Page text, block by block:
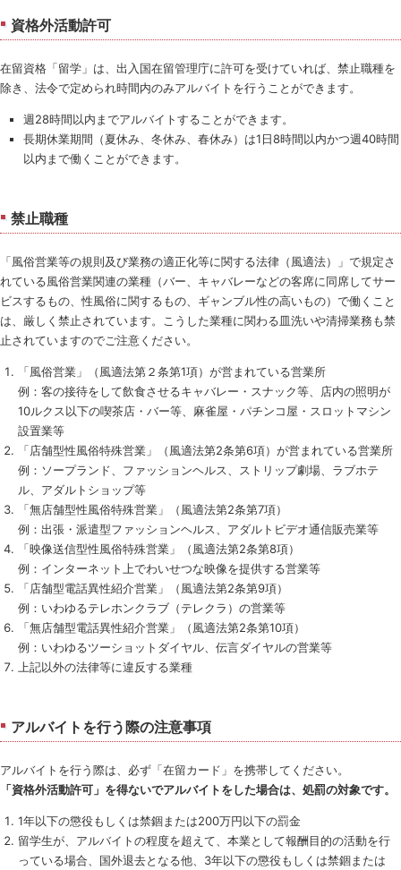
資格外活動許可
在留資格「留学」は、出入国在留管理庁に許可を受けていれば、禁止職種を
除き、法令で定められ時間内のみアルバイトを行うことができます。
週28時間以内までアルバイトすることができます。
長期休業期間（夏休み、冬休み、春休み）は1日8時間以内かつ週40時間
以内まで働くことができます。
禁止職種
「風俗営業等の規則及び業務の適正化等に関する法律（風適法）」で規定さ
れている風俗営業関連の業種（バー、キャバレーなどの客席に同席してサー
ビスするもの、性風俗に関するもの、ギャンブル性の高いもの）で働くこと
は、厳しく禁止されています。こうした業種に関わる皿洗いや清掃業務も禁
止されていますのでご注意ください。
「風俗営業」（風適法第２条第1項）が営まれている営業所
例：客の接待をして飲食させるキャバレー・スナック等、店内の照明が
10ルクス以下の喫茶店・バー等、麻雀屋・パチンコ屋・スロットマシン
設置業等
「店舗型性風俗特殊営業」（風適法第2条第6項）が営まれている営業所
例：ソープランド、ファッションヘルス、ストリップ劇場、ラブホテ
ル、アダルトショップ等
「無店舗型性風俗特殊営業」（風適法第2条第7項）
例：出張・派遣型ファッションヘルス、アダルトビデオ通信販売業等
「映像送信型性風俗特殊営業」（風適法第2条第8項）
例：インターネット上でわいせつな映像を提供する営業等
「店舗型電話異性紹介営業」（風適法第2条第9項）
例：いわゆるテレホンクラブ（テレクラ）の営業等
「無店舗型電話異性紹介営業」（風適法第2条第10項）
例：いわゆるツーショットダイヤル、伝言ダイヤルの営業等
上記以外の法律等に違反する業種
アルバイトを行う際の注意事項
アルバイトを行う際は、必ず「在留カード」を携帯してください。
「資格外活動許可」を得ないでアルバイトをした場合は、処罰の対象です。
1年以下の懲役もしくは禁錮または200万円以下の罰金
留学生が、アルバイトの程度を超えて、本業として報酬目的の活動を行
っている場合、国外退去となる他、3年以下の懲役もしくは禁錮または